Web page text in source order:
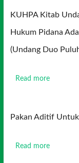
KUHPA Kitab
Hukum Pidana
(Undang Duo
Read more
Pakan Aditif
Read more